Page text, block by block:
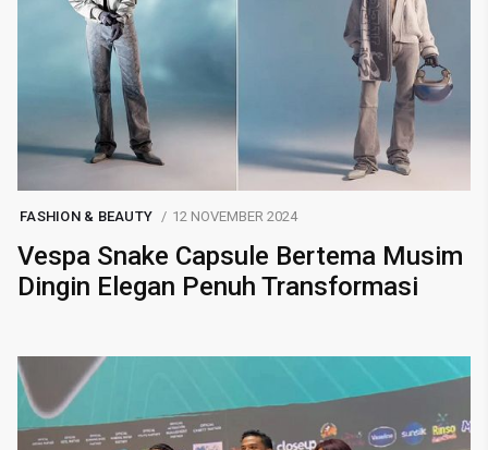
FASHION & BEAUTY 12 NOVEMBER 2024
Vespa Snake Capsule Bertema Musim
Dingin Elegan Penuh Transformasi